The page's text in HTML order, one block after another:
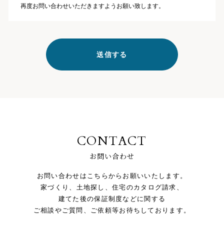
再度お問い合わせいただきますようお願い致します。
CONTACT
お問い合わせ
お問い合わせはこちらからお願いいたします。
家づくり、土地探し、住宅のカタログ請求、
建てた後の保証制度などに関する
ご相談やご質問、ご依頼等お待ちしております。